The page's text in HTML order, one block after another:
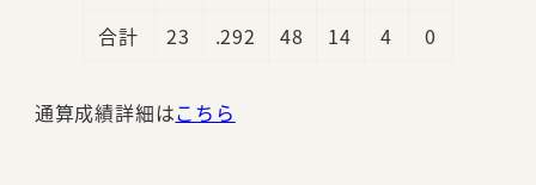
合計 23 .292 48 14 4 0
通算成績詳細はこちら